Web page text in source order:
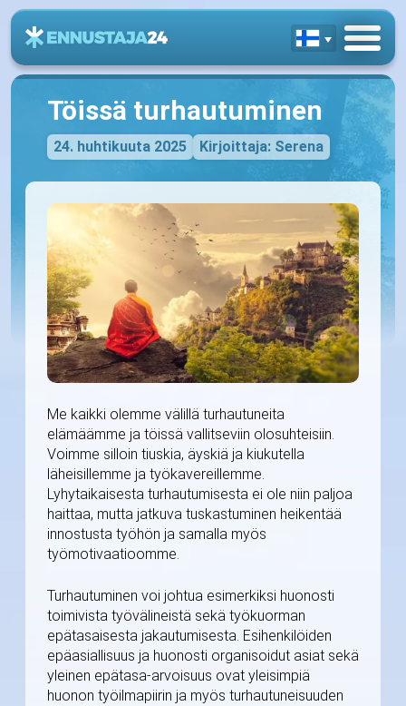
Töissä turhautuminen
24. huhtikuuta 2025 Kirjoittaja: Serena
Me kaikki olemme välillä turhautuneita
elämäämme ja töissä vallitseviin olosuhteisiin.
Voimme silloin tiuskia, äyskiä ja kiukutella
läheisillemme ja työkavereillemme.
Lyhytaikaisesta turhautumisesta ei ole niin paljoa
haittaa, mutta jatkuva tuskastuminen heikentää
innostusta työhön ja samalla myös
työmotivaatioomme.
Turhautuminen voi johtua esimerkiksi huonosti
toimivista työvälineistä sekä työkuorman
epätasaisesta jakautumisesta. Esihenkilöiden
epäasiallisuus ja huonosti organisoidut asiat sekä
yleinen epätasa-arvoisuus ovat yleisimpiä
huonon työilmapiirin ja myös turhautuneisuuden